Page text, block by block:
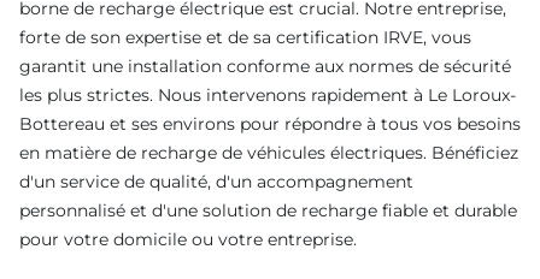
borne de recharge électrique est crucial. Notre entreprise,
forte de son expertise et de sa certification IRVE, vous
garantit une installation conforme aux normes de sécurité
les plus strictes. Nous intervenons rapidement à Le Loroux-
Bottereau et ses environs pour répondre à tous vos besoins
en matière de recharge de véhicules électriques. Bénéficiez
d'un service de qualité, d'un accompagnement
personnalisé et d'une solution de recharge fiable et durable
pour votre domicile ou votre entreprise.